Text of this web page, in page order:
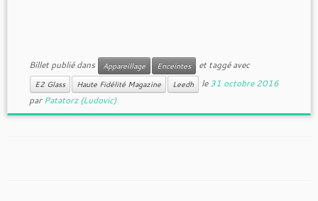
Billet publié dans Appareillage Enceintes et taggé avec
E2 Glass Haute Fidélité Magazine Leedh le31 octobre 2016
parPatatorz (Ludovic)